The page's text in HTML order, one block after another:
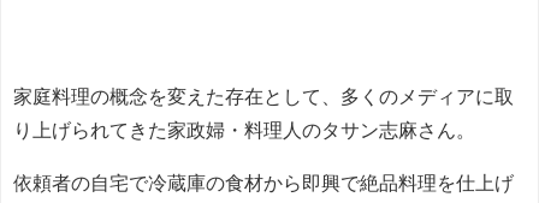
家庭料理の概念を変えた存在として、多くのメディアに取
り上げられてきた家政婦・料理人のタサン志麻さん。
依頼者の自宅で冷蔵庫の食材から即興で絶品料理を仕上げ